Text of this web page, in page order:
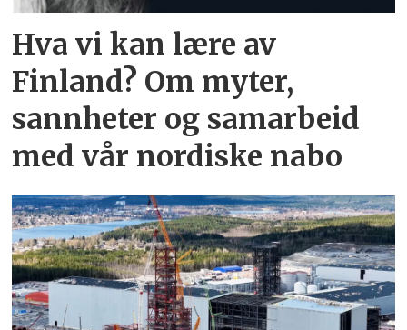
Hva vi kan lære av
Finland? Om myter,
sannheter og samarbeid
med vår nordiske nabo